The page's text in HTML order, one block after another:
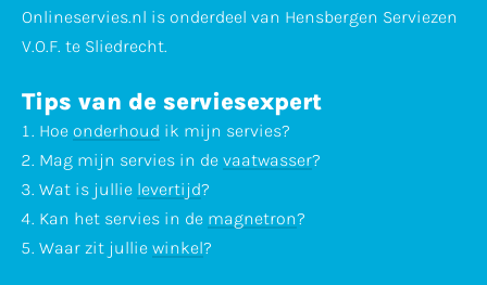
Onlineservies.nl is onderdeel van Hensbergen Serviezen
V.O.F. te Sliedrecht.
Tips van de serviesexpert
Hoe onderhoud ik mijn servies?
Mag mijn servies in de vaatwasser?
Wat is jullie levertijd?
Kan het servies in de magnetron?
Waar zit jullie winkel?